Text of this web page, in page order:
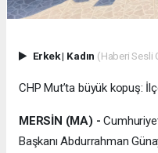
Erkek| Kadın (Haberi Sesli
CHP Mut’ta büyük kopuş:
MERSİN (MA) -
Başkanı Abdurrahman